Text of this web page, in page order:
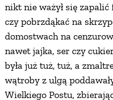
nikt nie ważył się zapalić
czy pobrzdąkać na
domostwach na
nawet jajka, ser czy
była już tuż, tuż, a
wątroby z ulgą
Wielkiego Postu,